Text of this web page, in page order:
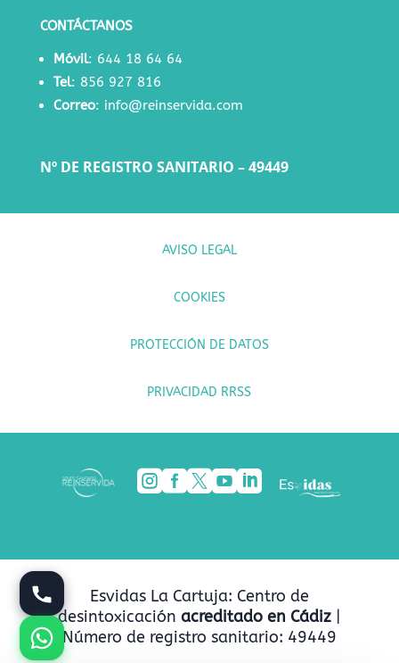
CONTÁCTANOS
Móvil: 644 18 64 64
Tel: 856 927 816
Correo: info@reinservida.com
Nº DE REGISTRO SANITARIO – 49449
AVISO LEGAL
COOKIES
PROTECCIÓN DE DATOS
PRIVACIDAD RRSS
    
Esvidas La Cartuja: Centro de
desintoxicaciónacreditado en Cádiz
Número de registro sanitario: 49449